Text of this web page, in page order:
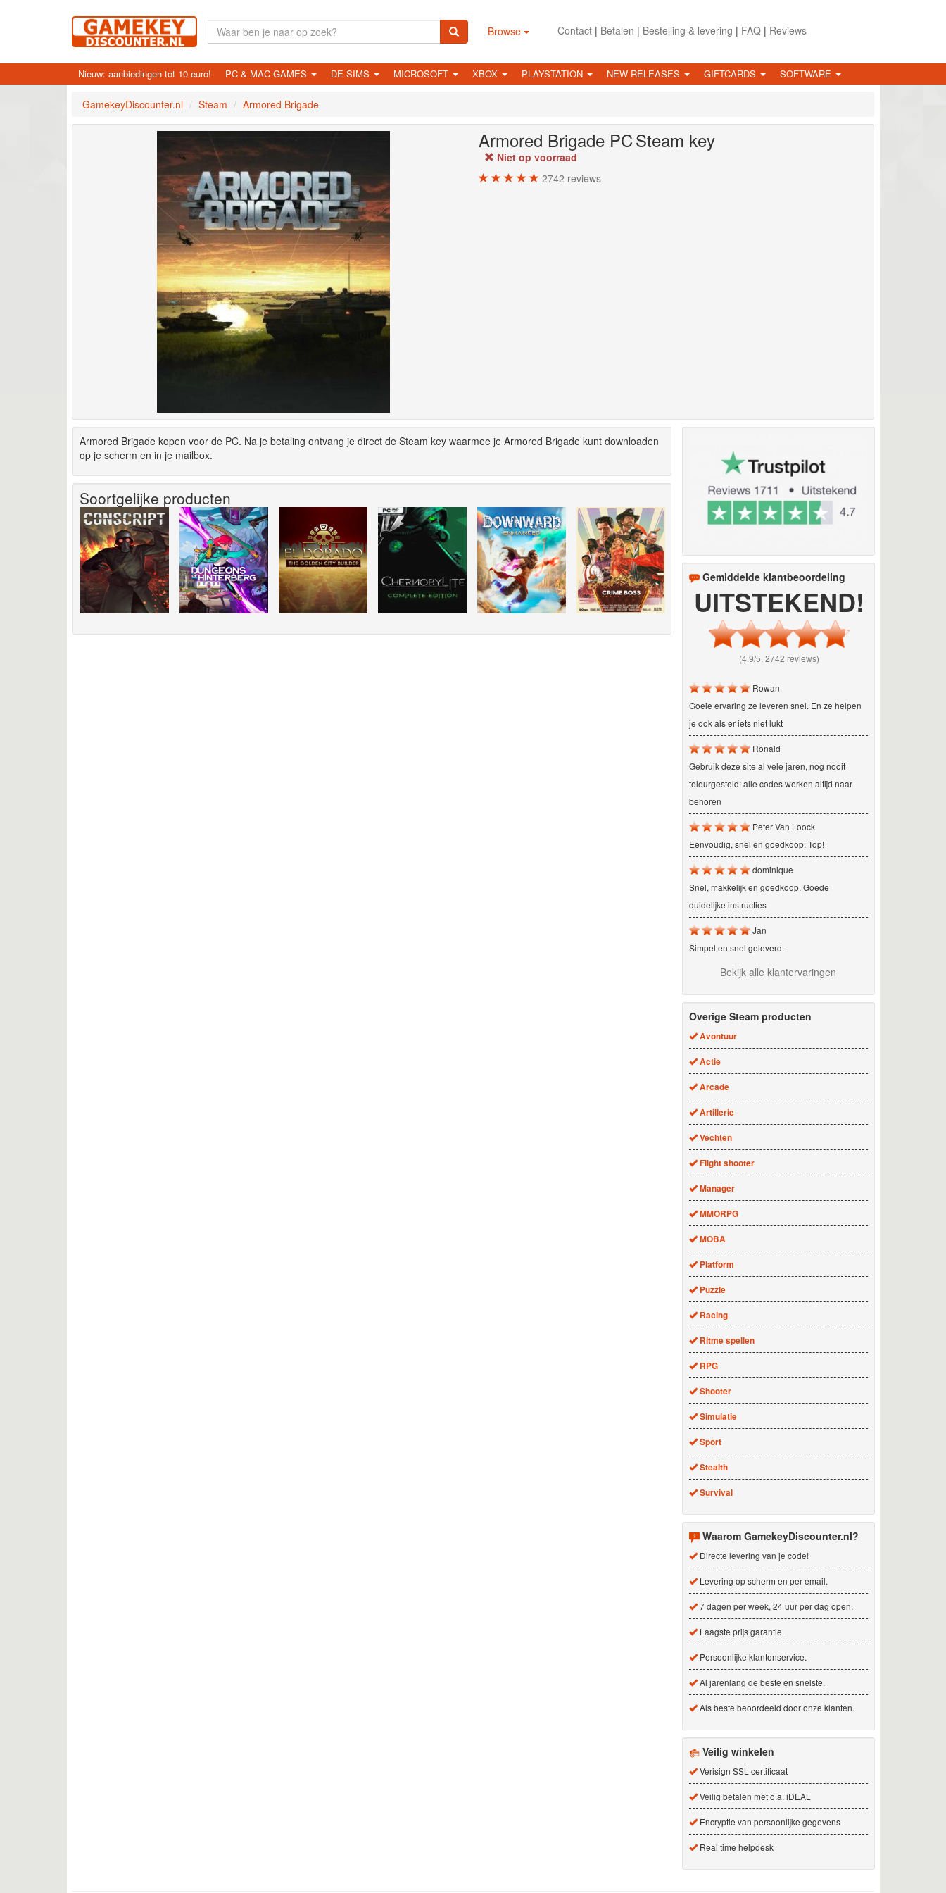
Browse Contact| Betalen | Bestelling & levering | FAQ| Reviews
Nieuw: aanbiedingen tot 10 euro! PC & MAC GAMES DE SIMS MICROSOFT XBOX PLAYSTATION NEW RELEASES GIFTCARDS SOFTWARE
GamekeyDiscounter.nl Steam Armored Brigade
Armored Brigade PCSteam key
Niet op voorraad
2742 reviews
Armored Brigade kopen voor de PC. Na je betaling ontvang je direct de Steam key waarmee je Armored Brigade kunt downloaden
op je scherm en in je mailbox.
Soortgelijke producten
Gemiddelde klantbeoordeling
UITSTEKEND!
(4.9/5, 2742 reviews)
Rowan
Goeie ervaring ze leveren snel. En ze helpen
je ook als er iets niet lukt
Ronald
Gebruik deze site al vele jaren, nog nooit
teleurgesteld: alle codes werken altijd naar
behoren
Peter Van Loock
Eenvoudig, snel en goedkoop. Top!
dominique
Snel, makkelijk en goedkoop. Goede
duidelijke instructies
Jan
Simpel en snel geleverd.
Bekijk alle klantervaringen
Overige Steam producten
Avontuur
Actie
Arcade
Artillerie
Vechten
Flight shooter
Manager
MMORPG
MOBA
Platform
Puzzle
Racing
Ritme spellen
RPG
Shooter
Simulatie
Sport
Stealth
Survival
Waarom GamekeyDiscounter.nl?
Directe levering van je code!
Levering op scherm en per email.
7 dagen per week, 24 uur per dag open.
Laagste prijs garantie.
Persoonlijke klantenservice.
Al jarenlang de beste en snelste.
Als beste beoordeeld door onze klanten.
Veilig winkelen
Verisign SSL certificaat
Veilig betalen met o.a. iDEAL
Encryptie van persoonlijke gegevens
Real time helpdesk